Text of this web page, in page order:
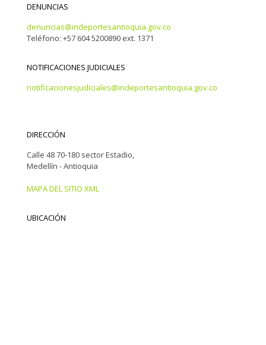
DENUNCIAS
denuncias@indeportesantioquia.gov.co
Teléfono: +57 604 5200890 ext. 1371
NOTIFICACIONES JUDICIALES
notificacionesjudiciales@indeportesantioquia.gov.co
DIRECCIÓN
Calle 48 70-180 sector Estadio,
Medellín - Antioquia
MAPA DEL SITIO XML
UBICACIÓN